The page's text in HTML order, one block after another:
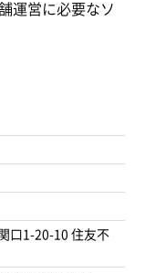
運営に必要なソ
口1-20-10 住友不